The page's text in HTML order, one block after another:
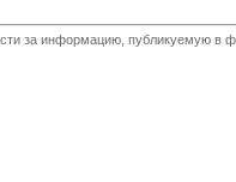
за информацию, публикуемую